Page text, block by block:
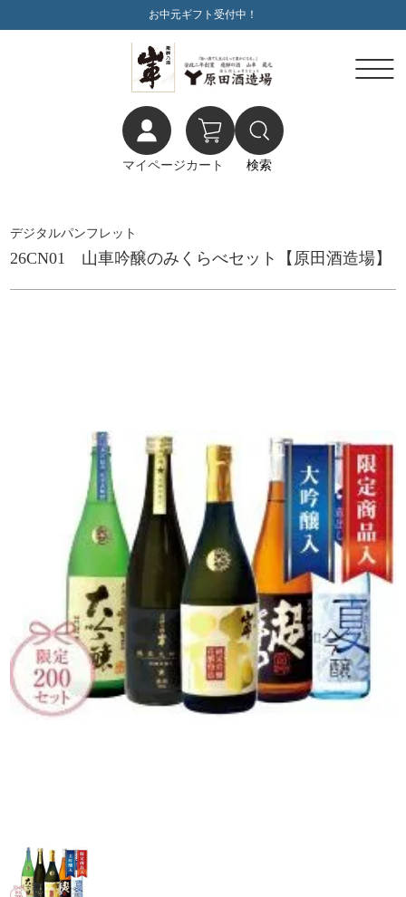
お中元ギフト受付中！
マイページカート 検索
デジタルパンフレット
26CN01 山車吟醸のみくらべセット【原田酒造場】